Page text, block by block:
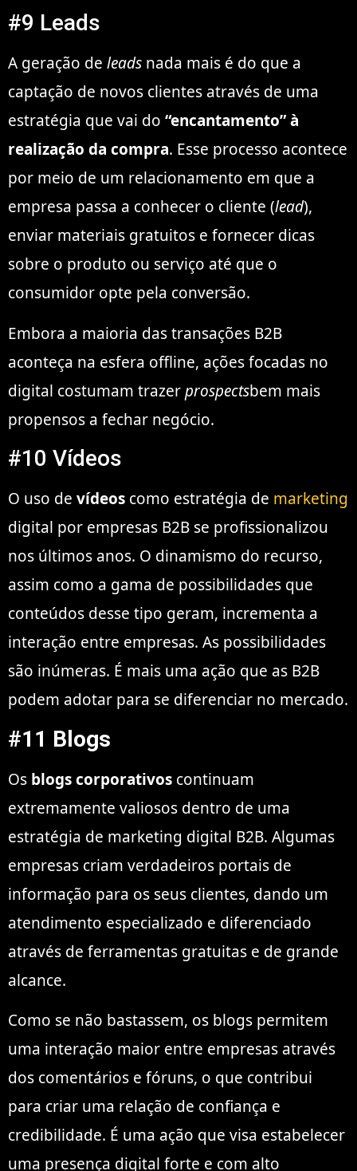
#9 Leads
A geração de leads nada mais é do que a
captação de novos clientes através de uma
estratégia que vai do “encantamento” à
realização da compra. Esse processo acontece
por meio de um relacionamento em que a
empresa passa a conhecer o cliente (lead),
enviar materiais gratuitos e fornecer dicas
sobre o produto ou serviço até que o
consumidor opte pela conversão.
Embora a maioria das transações B2B
aconteça na esfera offline, ações focadas no
digital costumam trazerprospectsbem mais
propensos a fechar negócio.
#10 Vídeos
O uso de vídeos como estratégia de marketing
digital por empresas B2B se profissionalizou
nos últimos anos. O dinamismo do recurso,
assim como a gama de possibilidades que
conteúdos desse tipo geram, incrementa a
interação entre empresas. As possibilidades
são inúmeras. É mais uma ação que as B2B
podem adotar para se diferenciar no mercado.
#11 Blogs
Os blogs corporativos continuam
extremamente valiosos dentro de uma
estratégia de marketing digital B2B. Algumas
empresas criam verdadeiros portais de
informação para os seus clientes, dando um
atendimento especializado e diferenciado
através de ferramentas gratuitas e de grande
alcance.
Como se não bastassem, os blogs permitem
uma interação maior entre empresas através
dos comentários e fóruns, o que contribui
para criar uma relação de confiança e
credibilidade. É uma ação que visa estabelecer
uma presença digital forte e com alto